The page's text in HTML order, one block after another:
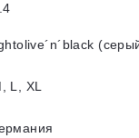
L, XL